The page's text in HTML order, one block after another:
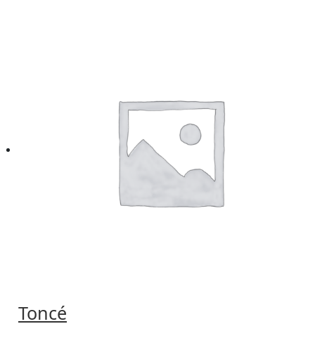
Toncé